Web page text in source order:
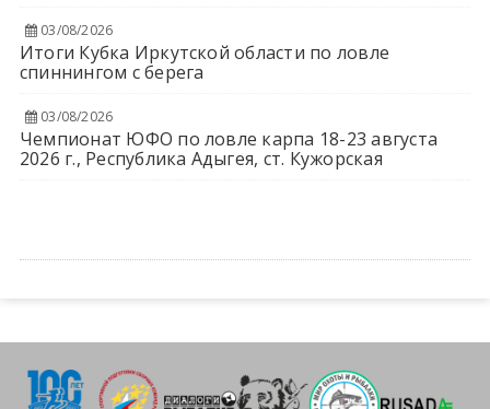
03/08/2026
Итоги Кубка Иркутской области по ловле
спиннингом с берега
03/08/2026
Чемпионат ЮФО по ловле карпа 18-23 августа
2026 г., Республика Адыгея, ст. Кужорская